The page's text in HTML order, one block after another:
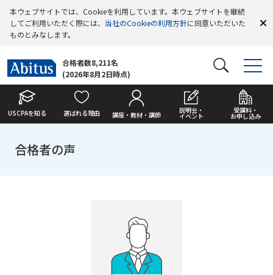
本ウェブサイトでは、Cookieを利用しています。本ウェブサイトを継続
してご利用いただく際には、 当社のCookieの利用方針に同意いただいた
ものとみなします。
合格者数8,211名
(2026年8月2日時点)
USCPAを知る 選ばれる理由 講座・教材・講師
説明会・
イベント
受講料・
お申し込み
合格者の声